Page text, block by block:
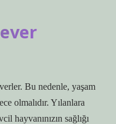
Bu nedenle, yaşam
olmalıdır. Yılanlara
hayvanınızın sağlığı